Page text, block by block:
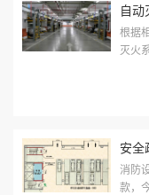
自
根据
灭火
消防
款，